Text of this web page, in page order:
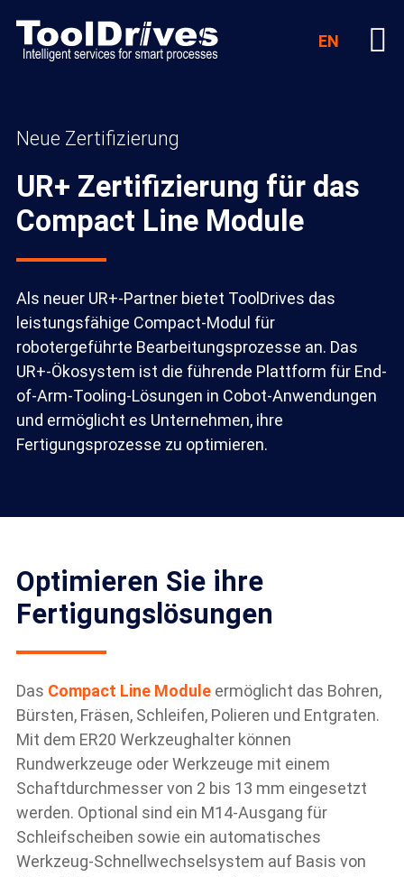
EN
Neue Zertifizierung
UR+ Zertifizierung für das
Compact Line Module
Als neuer UR+-Partner bietet ToolDrives das
leistungsfähige Compact-Modul für
robotergeführte Bearbeitungsprozesse an. Das
UR+-Ökosystem ist die führende Plattform für End-
of-Arm-Tooling-Lösungen in Cobot-Anwendungen
und ermöglicht es Unternehmen, ihre
Fertigungsprozesse zu optimieren.
Optimieren Sie ihre
Fertigungslösungen
Das Compact Line Module ermöglicht das Bohren,
Bürsten, Fräsen, Schleifen, Polieren und Entgraten.
Mit dem ER20 Werkzeughalter können
Rundwerkzeuge oder Werkzeuge mit einem
Schaftdurchmesser von 2 bis 13 mm eingesetzt
werden. Optional sind ein M14-Ausgang für
Schleifscheiben sowie ein automatisches
Werkzeug-Schnellwechselsystem auf Basis von